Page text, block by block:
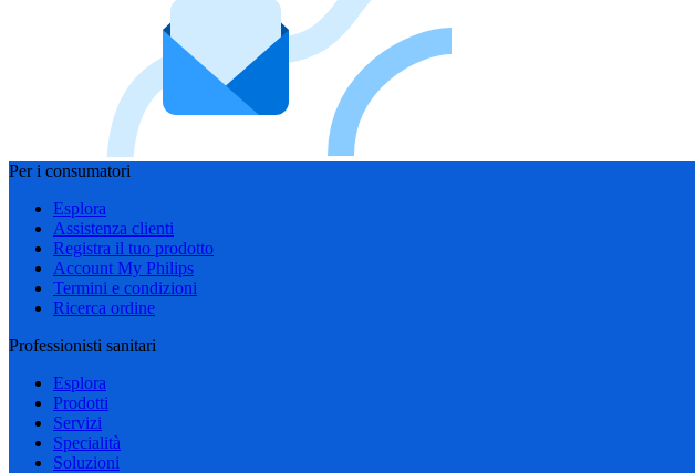
Per i consumatori
Esplora
Assistenza clienti
Registra il tuo prodotto
Account My Philips
Termini e condizioni
Ricerca ordine
Professionisti sanitari
Esplora
Prodotti
Servizi
Specialità
Soluzioni